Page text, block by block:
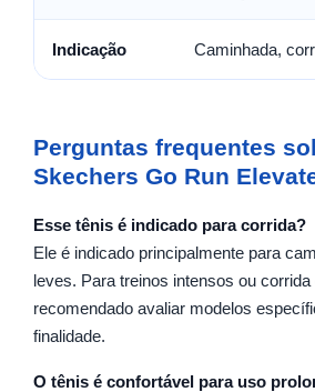
Indicação Caminhada,
Perguntas frequentes
Skechers Go Run
Esse tênis é indicado para corrida?
Ele é indicado principalmente para
leves. Para treinos intensos ou
recomendado avaliar modelos
finalidade.
O tênis é confortável para uso